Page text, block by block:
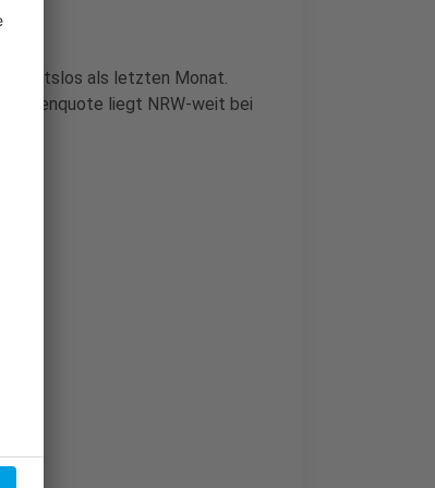
arbeitslos als letzten Monat.
liegt NRW-weit bei